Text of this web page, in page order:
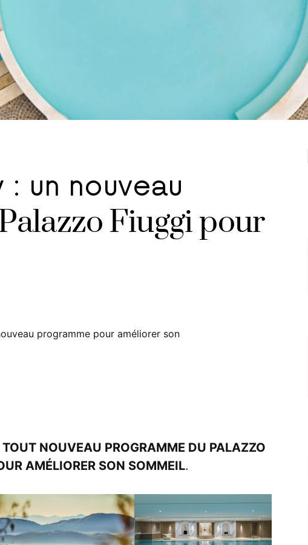
un nouveau
Fiuggi pour
programme pour améliorer son
TOUT NOUVEAU PROGRAMME DU PALAZZO
AMÉLIORER SON SOMMEIL.